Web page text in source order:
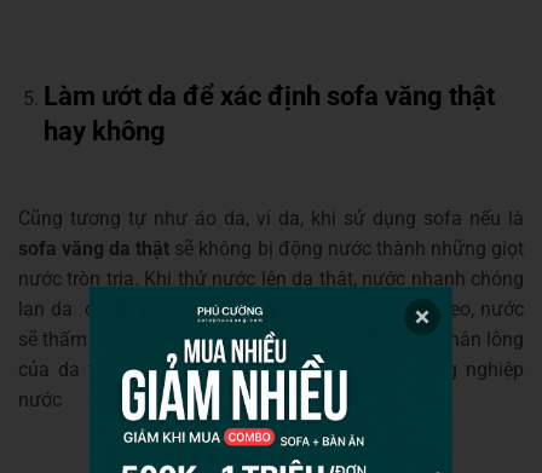
Làm ướt da để xác định sofa văng thật
hay không
Cũng tương tự như áo da, ví da, khi sử dụng sofa nếu là
sofa văng da thật sẽ không bị động nước thành những giọt
nước tròn trịa. Khi thử nước lên da thật, nước nhanh chóng
lan da các vùng lân cận và dần biến mất. Tiếp theo, nước
sẽ thấm dần vào bên trong sản phẩm qua các lỗ chân lông
của da thật. Với các mẫu da tổng hợp, da công nghiệp
nước